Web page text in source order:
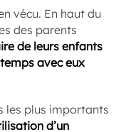
vécu. En haut du
des parents
de leurs enfants
avec eux
les plus importants
d’un